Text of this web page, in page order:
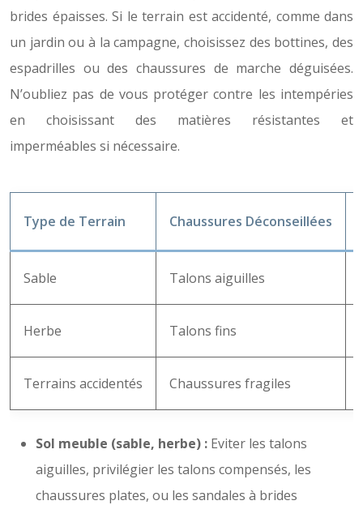
brides épaisses. Si le terrain est accidenté, comme dans
un jardin ou à la campagne, choisissez des bottines, des
espadrilles ou des chaussures de marche déguisées.
N’oubliez pas de vous protéger contre les intempéries
en choisissant des matières résistantes et
imperméables si nécessaire.
Type de Terrain Chaussures Déconseillées
Sable Talons aiguilles
Herbe Talons fins
Terrains accidentés Chaussures fragiles
Sol meuble (sable, herbe) : Eviter les talons
aiguilles, privilégier les talons compensés, les
chaussures plates, ou les sandales à brides